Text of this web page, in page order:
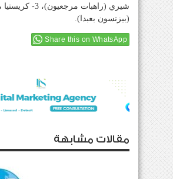
شيري (راهبات مرجعيون)،
(بيزنسون بعبدا).
Share this on WhatsApp
مقالات مشابهة